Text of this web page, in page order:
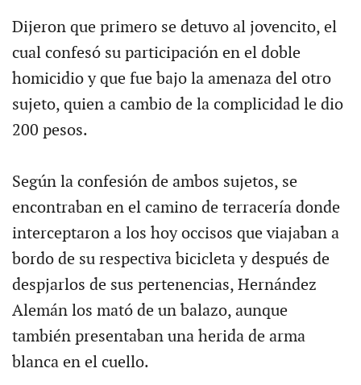
Dijeron que primero se detuvo al jovencito, el
cual confesó su participación en el doble
homicidio y que fue bajo la amenaza del otro
sujeto, quien a cambio de la complicidad le dio
200 pesos.
Según la confesión de ambos sujetos, se
encontraban en el camino de terracería donde
interceptaron a los hoy occisos que viajaban a
bordo de su respectiva bicicleta y después de
despjarlos de sus pertenencias, Hernández
Alemán los mató de un balazo, aunque
también presentaban una herida de arma
blanca en el cuello.